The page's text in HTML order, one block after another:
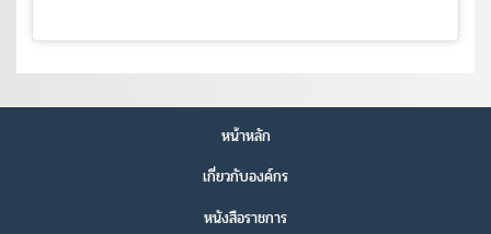
หน้าหลัก
เกี่ยวกับองค์กร
หนังสือราชการ